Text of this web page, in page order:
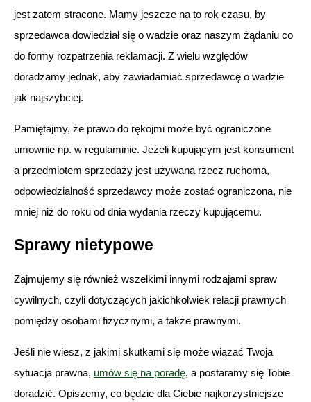
jest zatem stracone. Mamy jeszcze na to rok czasu, by
sprzedawca dowiedział się o wadzie oraz naszym żądaniu co
do formy rozpatrzenia reklamacji. Z wielu względów
doradzamy jednak, aby zawiadamiać sprzedawcę o wadzie
jak najszybciej.
Pamiętajmy, że prawo do rękojmi może być ograniczone
umownie np. w regulaminie. Jeżeli kupującym jest konsument
a przedmiotem sprzedaży jest używana rzecz ruchoma,
odpowiedzialność sprzedawcy może zostać ograniczona, nie
mniej niż do roku od dnia wydania rzeczy kupującemu.
Sprawy nietypowe
Zajmujemy się również wszelkimi innymi rodzajami spraw
cywilnych, czyli dotyczących jakichkolwiek relacji prawnych
pomiędzy osobami fizycznymi, a także prawnymi.
Jeśli nie wiesz, z jakimi skutkami się może wiązać Twoja
sytuacja prawna, umów się na poradę, a postaramy się Tobie
doradzić. Opiszemy, co będzie dla Ciebie najkorzystniejsze